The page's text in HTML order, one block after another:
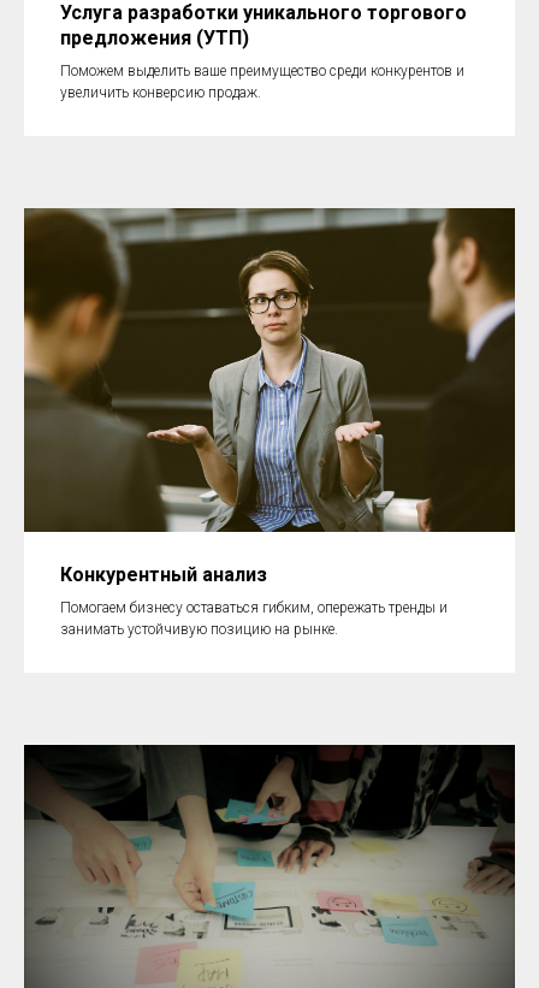
Услуга разработки уникального торгового
предложения (УТП)
Поможем выделить ваше преимущество среди конкурентов и
увеличить конверсию продаж.
Конкурентный анализ
Помогаем бизнесу оставаться гибким, опережать тренды и
занимать устойчивую позицию на рынке.